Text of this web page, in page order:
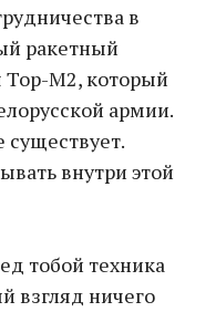
в
ракетный
Тор-М2, который
армии.
внутри этой
тобой техника
взгляд ничего